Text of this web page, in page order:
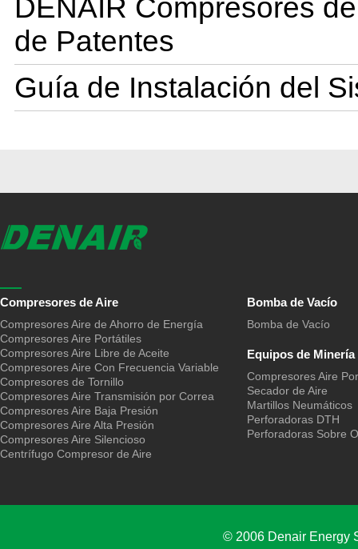
DENAIR Compresores
de Patentes
Guía de Instalación del
Compresores de Aire
Compresores Aire de Ahorro de Energía
Compresores Aire Portátiles
Compresores Aire Libre de Aceite
Compresores Aire Con Frecuencia Variable
Compresores de Tornillo
Compresores Aire Transmisión por Correa
Compresores Aire Baja Presión
Compresores Aire Alta Presión
Compresores Aire Silencioso
Centrífugo Compresor de Aire
Bomba de Vacío
Bomba de Vacío
Equipos de Minería
Compresores Aire
Secador de Aire
Martillos Neumáticos
Perforadoras DTH
Perforadoras Sobre
© 2006 Denair Energy